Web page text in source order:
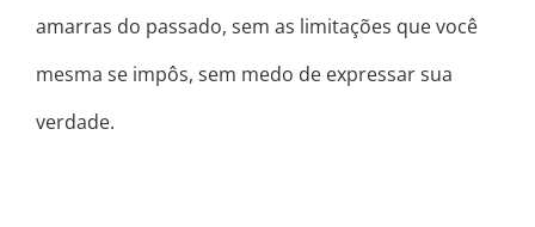
amarras do passado, sem as limitações que você
mesma se impôs, sem medo de expressar sua
verdade.